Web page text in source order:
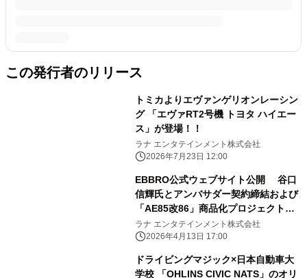
この発行者のリリース
トミカよりエヴァンゲリオンレーシン
グ 「エヴァRT2号機 トヨタ ハイエー
ス」が登場！！
ラナ エンタテインメント株式会社
2026年7月23日 12:00
EBBRO公式ウェブサイト公開 谷口
信輝氏とアンバサダー契約締結および
「AE85改86」商品化プロジェクト始
動
ラナ エンタテインメント株式会社
2026年4月13日 17:00
ドライビングマジック×日本自動車大
学校 「OHLINS CIVIC NATS」のオリ